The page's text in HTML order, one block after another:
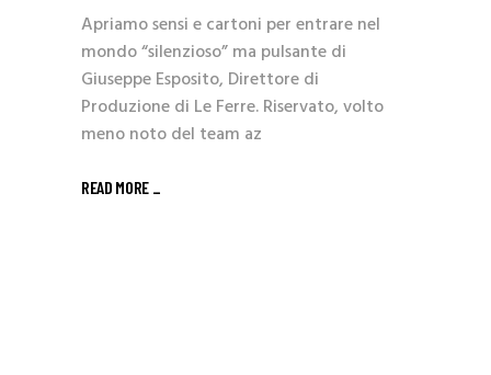
Apriamo sensi e cartoni per entrare nel
mondo “silenzioso” ma pulsante di
Giuseppe Esposito, Direttore di
Produzione di Le Ferre. Riservato, volto
meno noto del team az
READ MORE _